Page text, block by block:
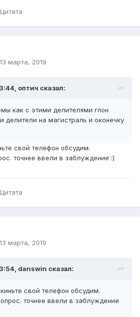
Цитата
13 марта, 2019
оптич сказал:
как с этими делителями гпон
делители на магистраль и оконечку
свой телефон обсудим.
точнее ввели в заблуждение :)
Цитата
13 марта, 2019
danswin сказал:
свой телефон обсудим.
точнее ввели в заблуждение